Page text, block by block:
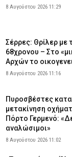
8 Αυγούστου 2026 11:29
Σέρρες: Θρίλερ με
68χρονου – Στο
Αρχών το
8 Αυγούστου 2026 11:16
Πυροσβέστες
μετακίνηση
Πόρτο Γερμενό:
αναλώσιμοι»
8 Αυγούστου 2026 11:02